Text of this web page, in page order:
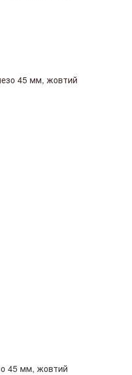
45 мм, жовтий